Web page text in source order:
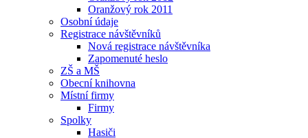
Oranžový rok 2011
Osobní údaje
Registrace návštěvníků
Nová registrace návštěvníka
Zapomenuté heslo
ZŠ a MŠ
Obecní knihovna
Místní firmy
Firmy
Spolky
Hasiči